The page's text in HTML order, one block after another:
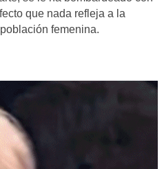
que nada refleja a la
femenina.